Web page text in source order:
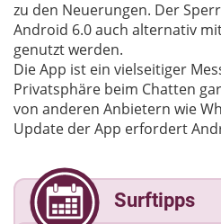
zu den Neuerungen. Der
Android 6.0 auch alternativ
genutzt werden.
Die App ist ein vielseitiger
Privatsphäre beim Chatten
von anderen Anbietern wie
Update der App erfordert
Surftipps